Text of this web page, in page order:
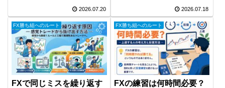
2026.07.20 2026.07.18
FX勝ち組へのルート
FXで同じミスを繰り返す
FX勝ち組へのルート
FXの練習は何時間必要？